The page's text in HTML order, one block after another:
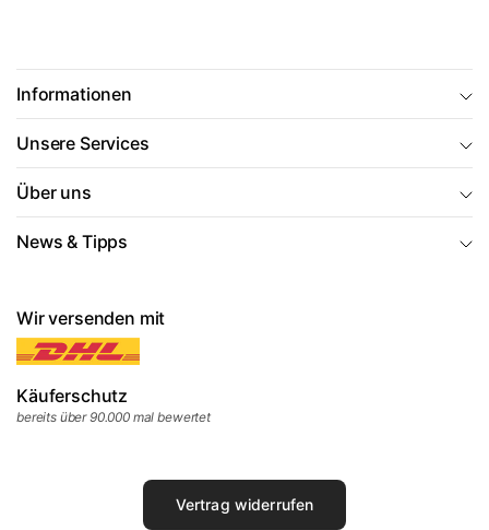
Informationen
Unsere Services
Über uns
News & Tipps
Wir versenden mit
Käuferschutz
bereits über 90.000 mal bewertet
Vertrag widerrufen